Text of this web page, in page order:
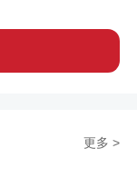
更多 >